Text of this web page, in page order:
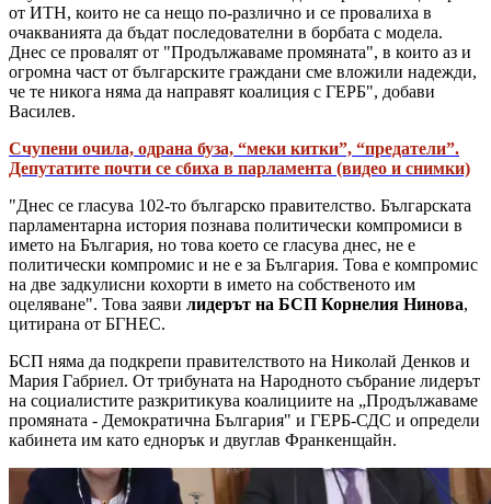
от ИТН, които не са нещо по-различно и се провалиха в
очакванията да бъдат последователни в борбата с модела.
Днес се провалят от "Продължаваме промяната", в които аз и
огромна част от българските граждани сме вложили надежди,
че те никога няма да направят коалиция с ГЕРБ", добави
Василев.
Счупени очила, одрана буза, “меки китки”, “предатели”.
Депутатите почти се сбиха в парламента (видео и снимки)
"Днес се гласува 102-то българско правителство. Българската
парламентарна история познава политически компромиси в
името на България, но това което се гласува днес, не е
политически компромис и не е за България. Това е компромис
на две задкулисни кохорти в името на собственото им
оцеляване". Това заяви лидерът на БСП Корнелия Нинова,
цитирана от БГНЕС.
БСП няма да подкрепи правителството на Николай Денков и
Мария Габриел. От трибуната на Народното събрание лидерът
на социалистите разкритикува коалициите на „Продължаваме
промяната - Демократична България" и ГЕРБ-СДС и определи
кабинета им като еднорък и двуглав Франкенщайн.